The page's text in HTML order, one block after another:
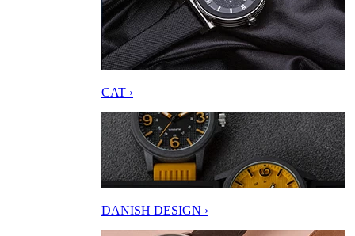
CAT ›
DANISH DESIGN ›